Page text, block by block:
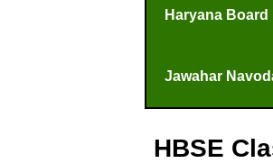
Haryana Board
Jawahar
HBSE